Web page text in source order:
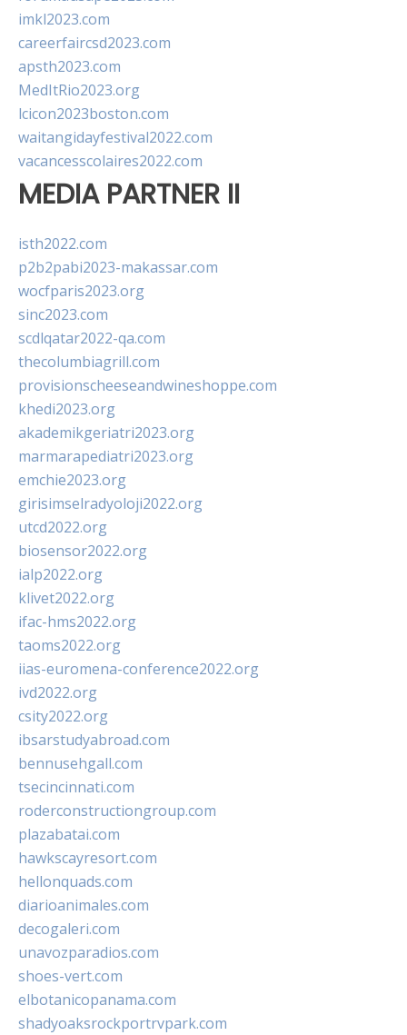
imkl2023.com
careerfaircsd2023.com
apsth2023.com
MedItRio2023.org
lcicon2023boston.com
waitangidayfestival2022.com
vacancesscolaires2022.com
MEDIA PARTNER II
isth2022.com
p2b2pabi2023-makassar.com
wocfparis2023.org
sinc2023.com
scdlqatar2022-qa.com
thecolumbiagrill.com
provisionscheeseandwineshoppe.com
khedi2023.org
akademikgeriatri2023.org
marmarapediatri2023.org
emchie2023.org
girisimselradyoloji2022.org
utcd2022.org
biosensor2022.org
ialp2022.org
klivet2022.org
ifac-hms2022.org
taoms2022.org
iias-euromena-conference2022.org
ivd2022.org
csity2022.org
ibsarstudyabroad.com
bennusehgall.com
tsecincinnati.com
roderconstructiongroup.com
plazabatai.com
hawkscayresort.com
hellonquads.com
diarioanimales.com
decogaleri.com
unavozparadios.com
shoes-vert.com
elbotanicopanama.com
shadyoaksrockportrvpark.com